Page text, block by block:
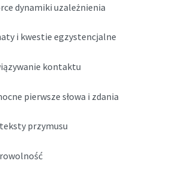
dynamiki uzależnienia
i kwestie egzystencjalne
kontaktu
pierwsze słowa i zdania
przymusu